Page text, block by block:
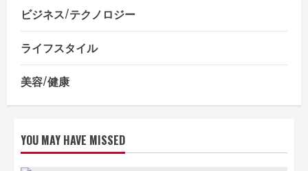
ビジネス/テクノロジー
ライフスタイル
美容/健康
YOU MAY HAVE MISSED